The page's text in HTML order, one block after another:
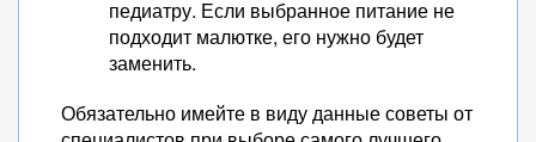
педиатру. Если выбранное питание не
подходит малютке, его нужно будет
заменить.
Обязательно имейте в виду данные советы от